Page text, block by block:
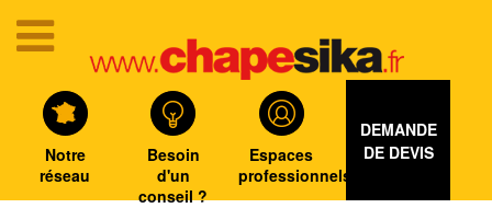
Notre
réseau
Besoin
d'un
conseil ?
Espaces
professionnels
DEMANDE
DE DEVIS